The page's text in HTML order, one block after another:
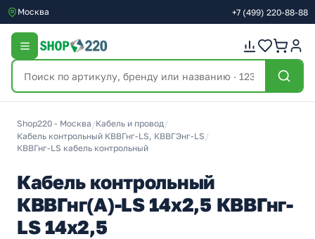
Москва +7 (499) 220-88-88
Shop220 - Москва /Кабель и провод/
Кабель контрольный КВВГнг-LS, КВВГЭнг-LS /
КВВГнг-LS кабель контрольный
Кабель контрольный
КВВГнг(А)-LS 14х2,5 КВВГнг-
LS 14х2,5